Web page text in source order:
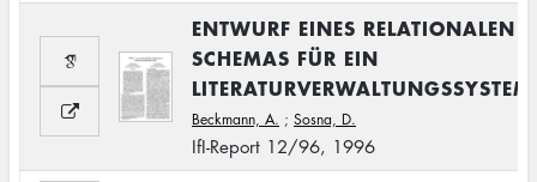
ENTWURF EINES RELATIONALEN
SCHEMAS FÜR EIN
Beckmann, A. ; Sosna, D.
IfI-Report 12/96, 1996